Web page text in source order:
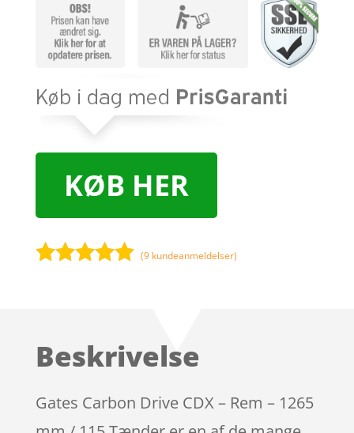
KØB HER
kundebedø
(9 kundeanmeldelser)
Beskrivelse
Gates Carbon Drive CDX – Rem – 1265